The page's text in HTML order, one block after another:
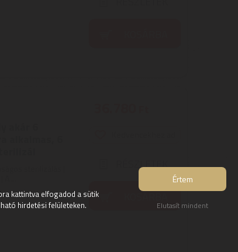
RÉSZLETEK
kattintva elfogadod a sütik
hirdetési felületeken.
Értem
Elutasít mindent